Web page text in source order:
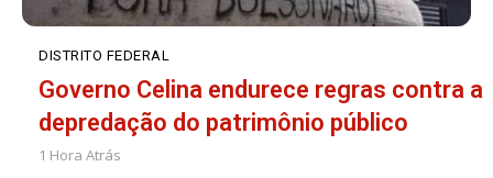
DISTRITO FEDERAL
Governo Celina endurece regras contra a
depredação do patrimônio público
1 Hora Atrás